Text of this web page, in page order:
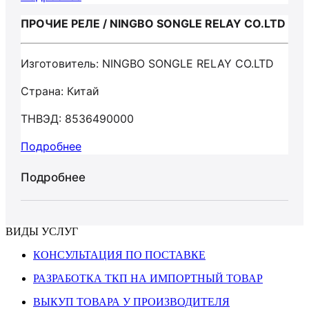
ПРОЧИЕ РЕЛЕ / NINGBO SONGLE RELAY CO.LTD
Изготовитель: NINGBO SONGLE RELAY CO.LTD
Страна: Китай
ТНВЭД: 8536490000
Подробнее
Подробнее
ВИДЫ УСЛУГ
КОНСУЛЬТАЦИЯ ПО ПОСТАВКЕ
РАЗРАБОТКА ТКП НА ИМПОРТНЫЙ ТОВАР
ВЫКУП ТОВАРА У ПРОИЗВОДИТЕЛЯ